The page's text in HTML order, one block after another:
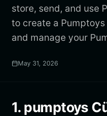
store, send, and use
to create a
and manage your
May 31, 2026
1. pumptoys